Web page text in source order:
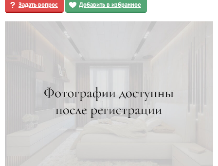
Квартиры
Задать вопрос Добавить в избранное